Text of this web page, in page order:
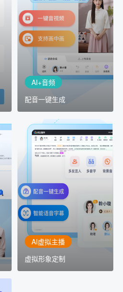
AI+音频
配音一键生成
配音一键生成
AI+音频：基于全球领先的
TTS能力打造的AI音频制作
工具，输入文本、选择发
音人即可一键生成专业音
AI虚拟主播
虚拟形象定制
讯飞智作：让每一个内容
创作者高效生产灵活定制